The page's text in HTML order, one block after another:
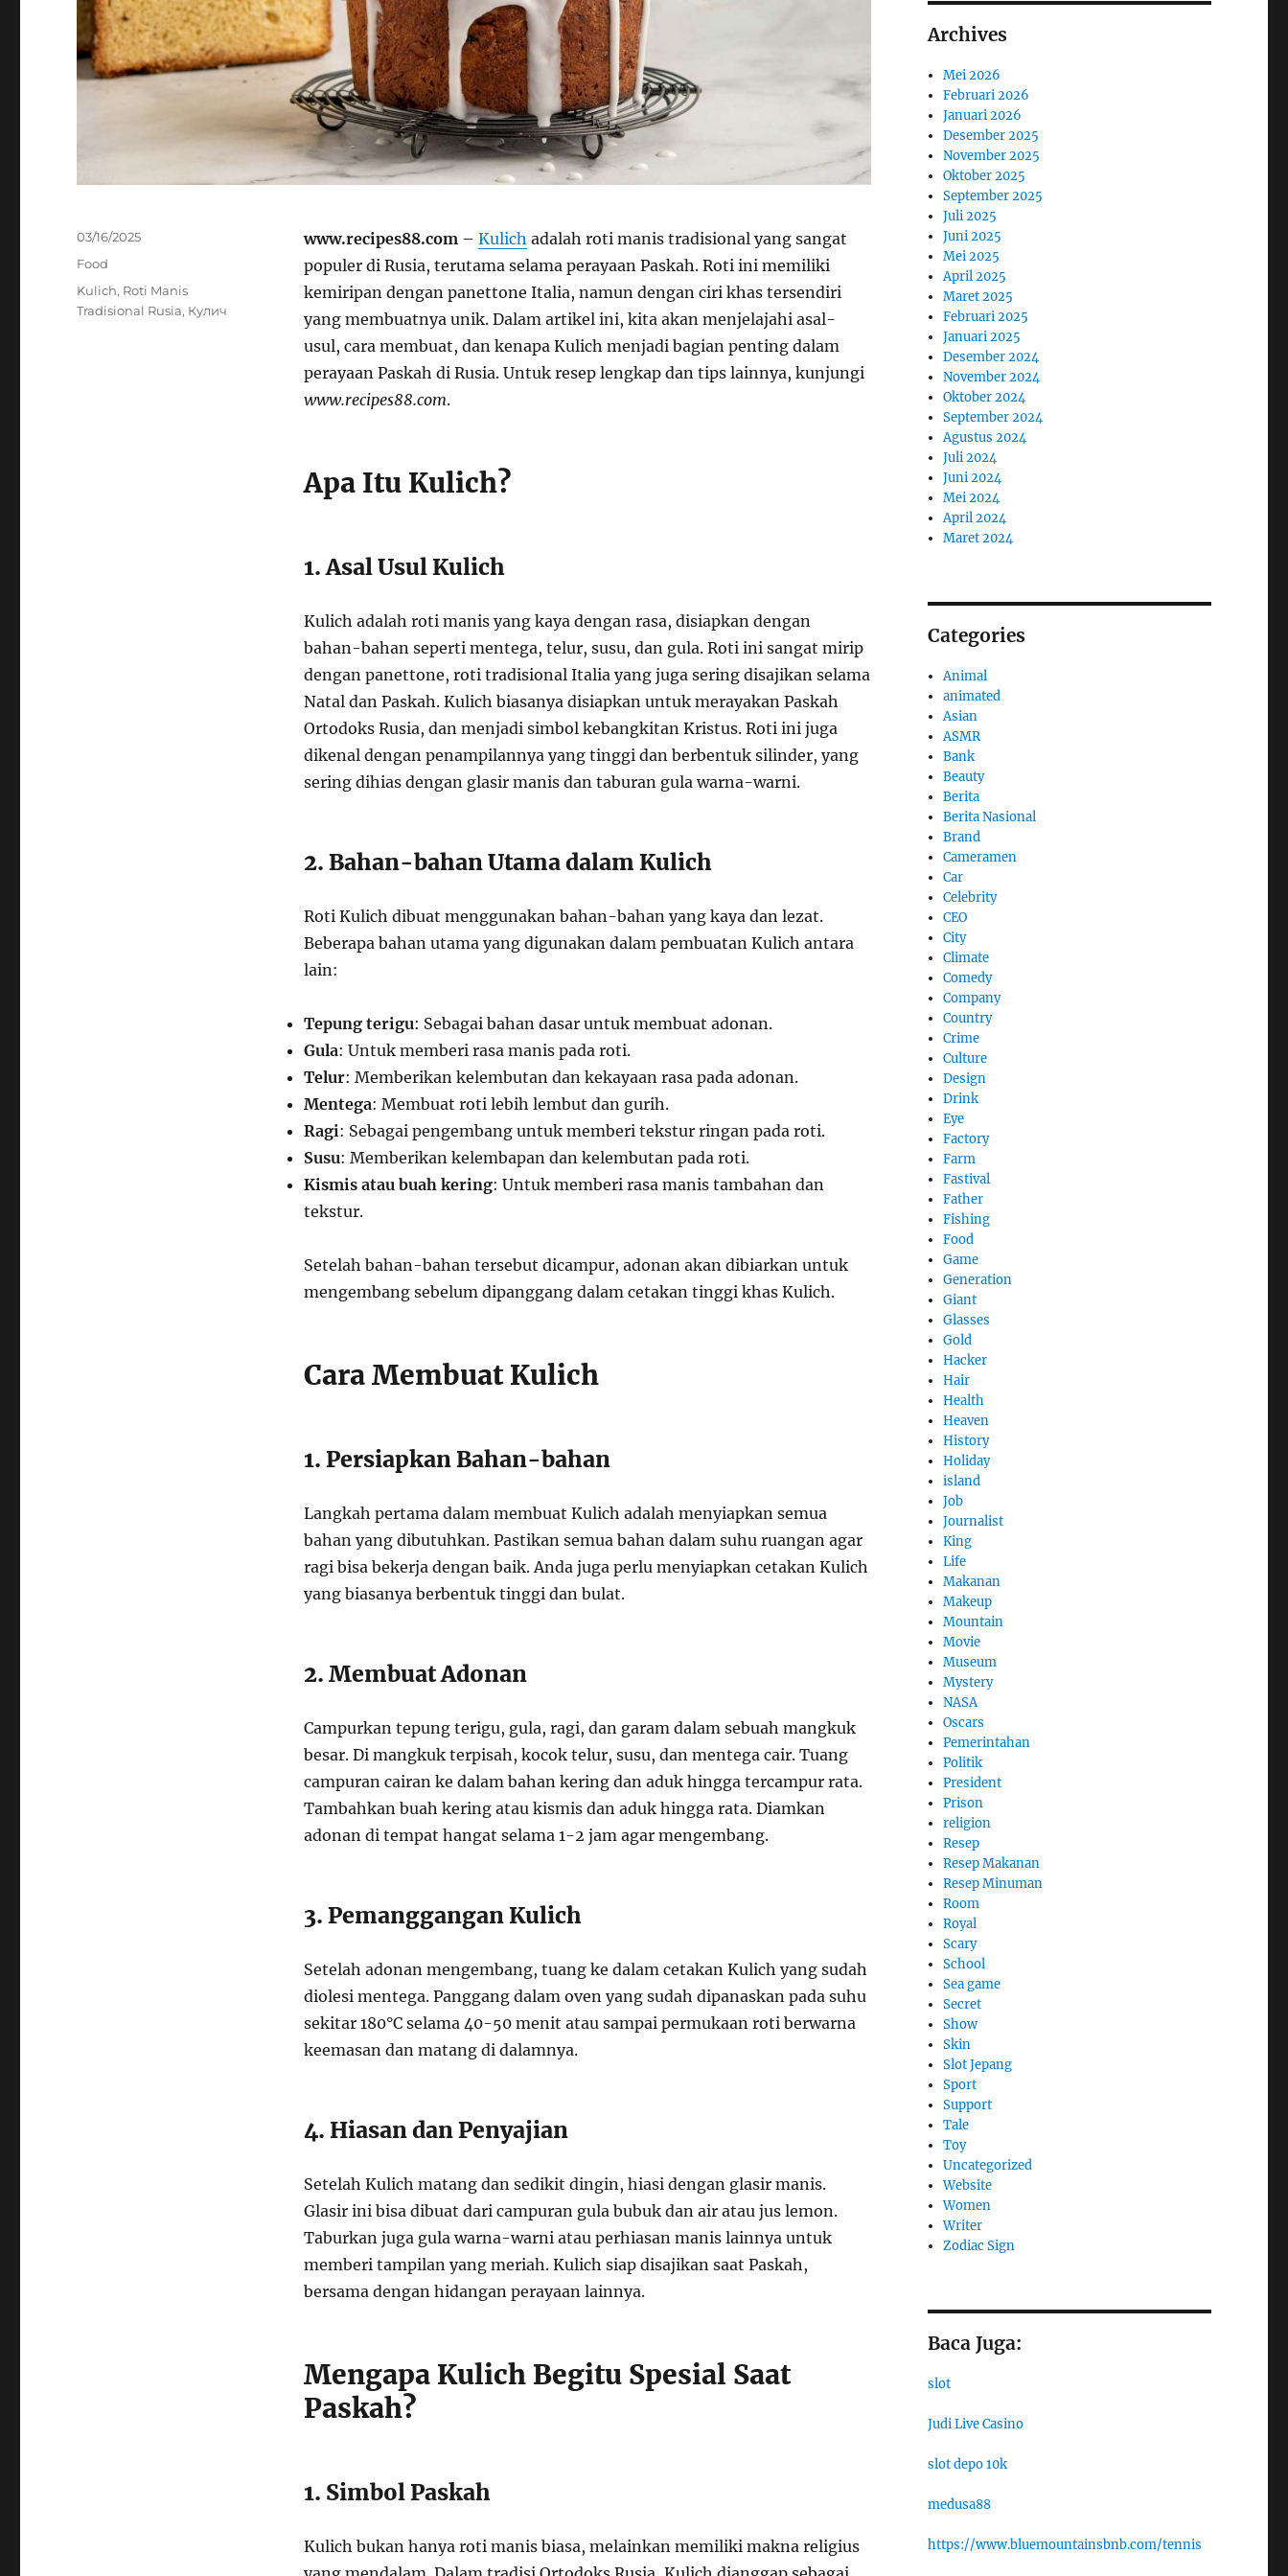
www.recipes88.com – Kulich adalah roti manis tradisional yang sangat
populer di Rusia, terutama selama perayaan Paskah. Roti ini memiliki
kemiripan dengan panettone Italia, namun dengan ciri khas tersendiri
yang membuatnya unik. Dalam artikel ini, kita akan menjelajahi asal-
usul, cara membuat, dan kenapa Kulich menjadi bagian penting dalam
perayaan Paskah di Rusia. Untuk resep lengkap dan tips lainnya, kunjungi
www.recipes88.com.
Apa Itu Kulich?
1. Asal Usul Kulich
Kulich adalah roti manis yang kaya dengan rasa, disiapkan dengan
bahan-bahan seperti mentega, telur, susu, dan gula. Roti ini sangat mirip
dengan panettone, roti tradisional Italia yang juga sering disajikan selama
Natal dan Paskah. Kulich biasanya disiapkan untuk merayakan Paskah
Ortodoks Rusia, dan menjadi simbol kebangkitan Kristus. Roti ini juga
dikenal dengan penampilannya yang tinggi dan berbentuk silinder, yang
sering dihias dengan glasir manis dan taburan gula warna-warni.
2. Bahan-bahan Utama dalam Kulich
Roti Kulich dibuat menggunakan bahan-bahan yang kaya dan lezat.
Beberapa bahan utama yang digunakan dalam pembuatan Kulich antara
lain:
Tepung terigu: Sebagai bahan dasar untuk membuat adonan.
Gula: Untuk memberi rasa manis pada roti.
Telur: Memberikan kelembutan dan kekayaan rasa pada adonan.
Mentega: Membuat roti lebih lembut dan gurih.
Ragi: Sebagai pengembang untuk memberi tekstur ringan pada roti.
Susu: Memberikan kelembapan dan kelembutan pada roti.
Kismis atau buah kering: Untuk memberi rasa manis tambahan dan
tekstur.
Setelah bahan-bahan tersebut dicampur, adonan akan dibiarkan untuk
mengembang sebelum dipanggang dalam cetakan tinggi khas Kulich.
Cara Membuat Kulich
1. Persiapkan Bahan-bahan
Langkah pertama dalam membuat Kulich adalah menyiapkan semua
bahan yang dibutuhkan. Pastikan semua bahan dalam suhu ruangan agar
ragi bisa bekerja dengan baik. Anda juga perlu menyiapkan cetakan Kulich
yang biasanya berbentuk tinggi dan bulat.
2. Membuat Adonan
Campurkan tepung terigu, gula, ragi, dan garam dalam sebuah mangkuk
besar. Di mangkuk terpisah, kocok telur, susu, dan mentega cair. Tuang
campuran cairan ke dalam bahan kering dan aduk hingga tercampur rata.
Tambahkan buah kering atau kismis dan aduk hingga rata. Diamkan
adonan di tempat hangat selama 1-2 jam agar mengembang.
3. Pemanggangan Kulich
Setelah adonan mengembang, tuang ke dalam cetakan Kulich yang sudah
diolesi mentega. Panggang dalam oven yang sudah dipanaskan pada suhu
sekitar 180°C selama 40-50 menit atau sampai permukaan roti berwarna
keemasan dan matang di dalamnya.
4. Hiasan dan Penyajian
Setelah Kulich matang dan sedikit dingin, hiasi dengan glasir manis.
Glasir ini bisa dibuat dari campuran gula bubuk dan air atau jus lemon.
Taburkan juga gula warna-warni atau perhiasan manis lainnya untuk
memberi tampilan yang meriah. Kulich siap disajikan saat Paskah,
bersama dengan hidangan perayaan lainnya.
Mengapa Kulich Begitu Spesial Saat
Paskah?
1. Simbol Paskah
Kulich bukan hanya roti manis biasa, melainkan memiliki makna religius
Posted
03/16/2025
Categories
Food
Tags
Kulich, Roti Manis
Tradisional Rusia, Кулич
Archives
Mei 2026
Februari 2026
Januari 2026
Desember 2025
November 2025
Oktober 2025
September 2025
Juli 2025
Juni 2025
Mei 2025
April 2025
Maret 2025
Februari 2025
Januari 2025
Desember 2024
November 2024
Oktober 2024
September 2024
Agustus 2024
Juli 2024
Juni 2024
Mei 2024
April 2024
Maret 2024
Categories
Animal
animated
Asian
ASMR
Bank
Beauty
Berita
Berita Nasional
Brand
Cameramen
Car
Celebrity
CEO
City
Climate
Comedy
Company
Country
Crime
Culture
Design
Drink
Eye
Factory
Farm
Fastival
Father
Fishing
Food
Game
Generation
Giant
Glasses
Gold
Hacker
Hair
Health
Heaven
History
Holiday
island
Job
Journalist
King
Life
Makanan
Makeup
Mountain
Movie
Museum
Mystery
NASA
Oscars
Pemerintahan
Politik
President
Prison
religion
Resep
Resep Makanan
Resep Minuman
Room
Royal
Scary
School
Sea game
Secret
Show
Skin
Slot Jepang
Sport
Support
Tale
Toy
Uncategorized
Website
Women
Writer
Zodiac Sign
Baca Juga:
slot
Judi Live Casino
slot depo 10k
medusa88
https://www.bluemountainsbnb.com/tennis